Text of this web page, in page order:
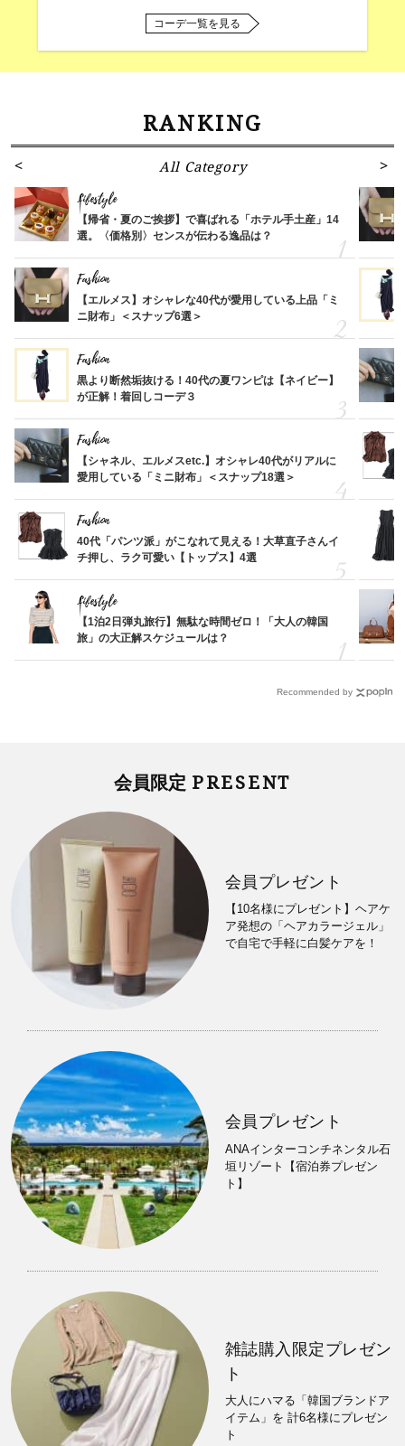
コーデ一覧を見る
RANKING
All Category
Lifestyle
【帰省・夏のご挨拶】で喜ばれる「ホテル手土産」14
選。〈価格別〉センスが伝わる逸品は？
Fashion
【エルメス】オシャレな40代が愛用している上品「ミ
ニ財布」＜スナップ6選＞
Fashion
黒より断然垢抜ける！40代の夏ワンピは【ネイビー】
が正解！着回しコーデ３
Fashion
【シャネル、エルメスetc.】オシャレ40代がリアルに
愛用している「ミニ財布」＜スナップ18選＞
Fashion
40代「パンツ派」がこなれて見える！大草直子さんイ
チ押し、ラク可愛い【トップス】4選
Lifestyle
【1泊2日弾丸旅行】無駄な時間ゼロ！「大人の韓国
旅」の大正解スケジュールは？
Recommended by
会員限定 PRESENT
会員プレゼント
【10名様にプレゼント】ヘアケ
ア発想の「ヘアカラージェル」
で自宅で手軽に白髪ケアを！
会員プレゼント
ANAインターコンチネンタル石
垣リゾート【宿泊券プレゼン
ト】
雑誌購入限定プレゼン
ト
大人にハマる「韓国ブランドア
イテム」を 計6名様にプレゼン
ト